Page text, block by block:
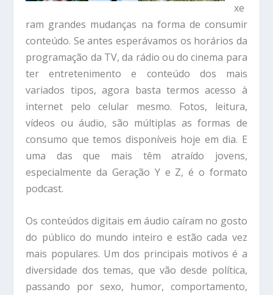
xe
ram grandes mudanças na forma de consumir
conteúdo. Se antes esperávamos os horários da
programação da TV, da rádio ou do cinema para
ter entretenimento e conteúdo dos mais
variados tipos, agora basta termos acesso à
internet pelo celular mesmo. Fotos, leitura,
vídeos ou áudio, são múltiplas as formas de
consumo que temos disponíveis hoje em dia. E
uma das que mais têm atraído jovens,
especialmente da Geração Y e Z, é o formato
podcast.
Os conteúdos digitais em áudio caíram no gosto
do público do mundo inteiro e estão cada vez
mais populares. Um dos principais motivos é a
diversidade dos temas, que vão desde política,
passando por sexo, humor, comportamento,